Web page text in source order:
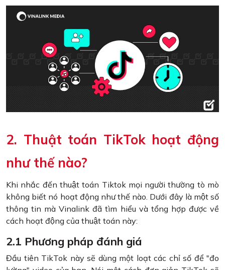
2. Thuật toán TikTok hoạt động
như thế nào?
Khi nhắc đến thuật toán Tiktok mọi người thường tò mò
không biết nó hoạt động như thế nào. Dưới đây là một số
thông tin mà Vinalink đã tìm hiểu và tổng hợp được về
cách hoạt động của thuật toán này:
2.1 Phương pháp đánh giá
Đầu tiên TikTok này sẽ dùng một loạt các chỉ số để "đo